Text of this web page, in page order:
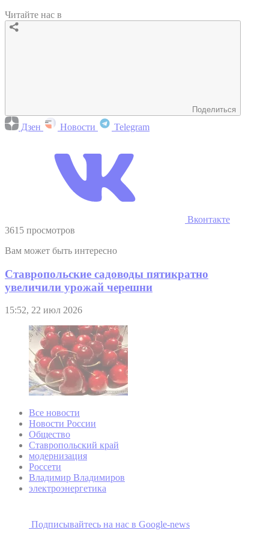
Читайте нас в
Поделиться
Дзен Новости Telegram
Вконтакте
3615 просмотров
Вам может быть интересно
Ставропольские садоводы пятикратно
увеличили урожай черешни
15:52, 22 июл 2026
Все новости
Новости России
Общество
Ставропольский край
модернизация
Россети
Владимир Владимиров
электроэнергетика
Подписывайтесь на наc в Google-news